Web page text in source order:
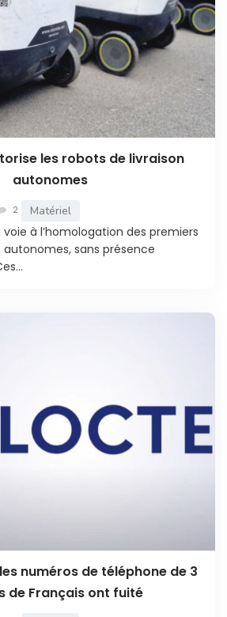
les robots de livraison
autonomes
2 Matériel
voie à l’homologation des premiers
sans présence
numéros de téléphone de 3
de Français ont fuité